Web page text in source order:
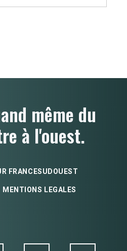
même du
à l'ouest.
FRANCESUDOUEST
MENTIONS LEGALES